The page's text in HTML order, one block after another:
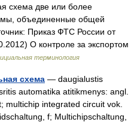
схема две или более
объединенные общей
Приказ ФТС России от
О контроле за экспортом
терминология
схема — daugialustis
automatika atitikmenys: angl.
multichip integrated circuit vok.
f; Multichipschaltung,